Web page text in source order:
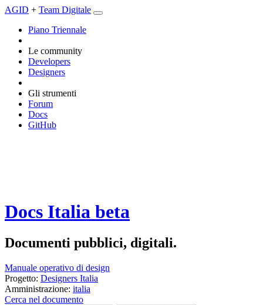
AGID + Team Digitale
Piano Triennale
Le community
Developers
Designers
Gli strumenti
Forum
Docs
GitHub
Docs Italia beta
Documenti pubblici, digitali.
Manuale operativo di design
Progetto: Designers Italia
Amministrazione: italia
Cerca nel documento